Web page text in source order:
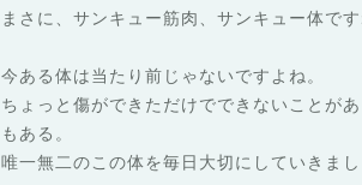
まさに、サンキュー筋肉、サンキュー体で
今ある体は当たり前じゃないですよね。
ちょっと傷ができただけでできないことが
もある。
唯一無二のこの体を毎日大切にしていきまし